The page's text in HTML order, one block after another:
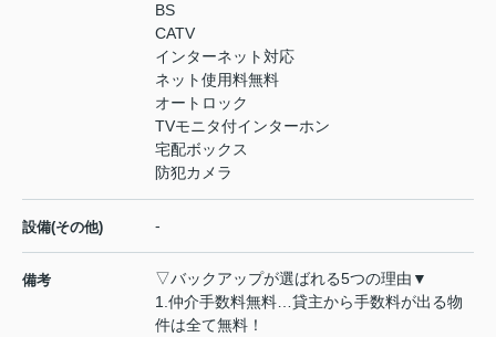
BS
CATV
インターネット対応
ネット使用料無料
オートロック
TVモニタ付インターホン
宅配ボックス
防犯カメラ
設備(その他) -
備考
▽バックアップが選ばれる5つの理由▼
1.仲介手数料無料…貸主から手数料が出る物
件は全て無料！